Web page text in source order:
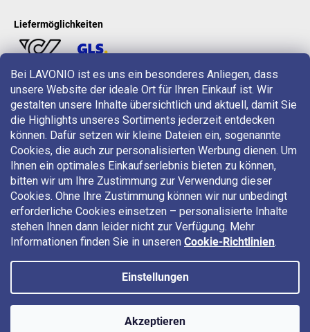
Bei LAVONIO ist es uns ein besonderes Anliegen, dass
unsere Website der ideale Ort für Ihren Einkauf ist. Wir
gestalten unsere Inhalte übersichtlich und aktuell, damit Sie
die Highlights unseres Sortiments jederzeit entdecken
können. Dafür setzen wir kleine Dateien ein, sogenannte
Cookies, die auch zur personalisierten Werbung dienen. Um
Ihnen ein optimales Einkaufserlebnis bieten zu können,
bitten wir um Ihre Zustimmung zur Verwendung dieser
Cookies. Ohne Ihre Zustimmung können wir nur unbedingt
erforderliche Cookies einsetzen – personalisierte Inhalte
stehen Ihnen dann leider nicht zur Verfügung. Mehr
Informationen finden Sie in unseren Cookie-Richtlinien.
Einstellungen
Akzeptieren
Liefermöglichkeiten
LAVONIO in der Welt
Für Aktionen, Gewinnspiele und Rabatte folgen Sie uns auf:
Copyright 2026 LAVONIO.at. Alle Rechte vorbehalten.